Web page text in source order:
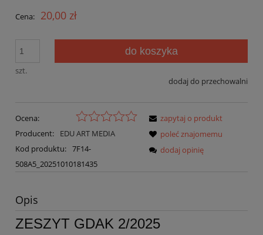
Cena: 20,00 zł
szt.
do koszyka
dodaj do przechowalni
Ocena:
Producent:
EDU ART MEDIA
Kod produktu: 7F14-
508A5_20251010181435
zapytaj o produkt
poleć znajomemu
dodaj opinię
Opis
ZESZYT GDAK 2/2025